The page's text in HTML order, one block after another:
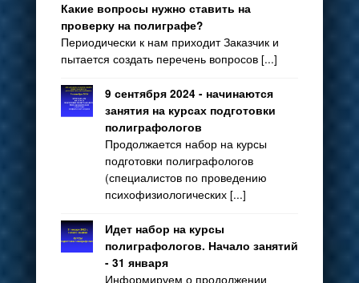
Какие вопросы нужно ставить на
проверку на полиграфе?
Периодически к нам приходит Заказчик и
пытается создать перечень вопросов [...]
9 сентября 2024 - начинаются
занятия на курсах подготовки
полиграфологов
Продолжается набор на курсы
подготовки полиграфологов
(специалистов по проведению
психофизиологических [...]
Идет набор на курсы
полиграфологов. Начало занятий
- 31 января
Информируем о продолжении